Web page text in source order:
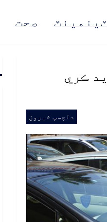
صحت
ڪارون خريد ڪري
دلچسپ خبرون